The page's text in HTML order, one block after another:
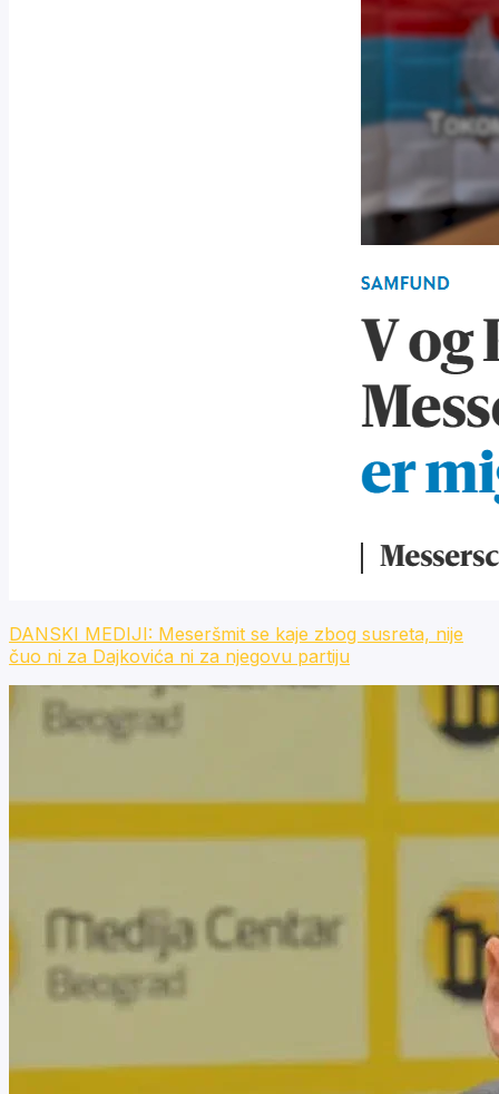
DANSKI MEDIJI: Meseršmit se kaje zbog susreta, nije
čuo ni za Dajkovića ni za njegovu partiju